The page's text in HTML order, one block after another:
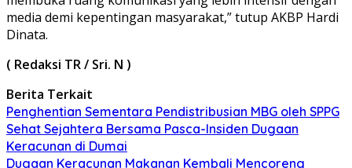
media demi kepentingan masyarakat,” tutup AKBP Hardi
Dinata.
( Redaksi TR / Sri. N )
Berita Terkait
Penghentian Sementara Pendistribusian MBG oleh SPPG
Sehat Sejahtera Bersama Pasca-Insiden Dugaan
Keracunan di Dumai
Dugaan Keracunan Makanan Kembali Mencoreng